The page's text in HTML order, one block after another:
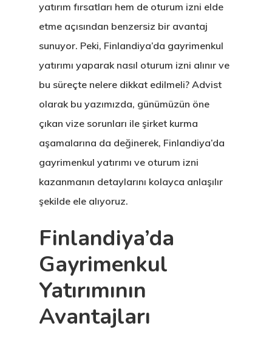
yatırım fırsatları hem de oturum izni elde
etme açısından benzersiz bir avantaj
sunuyor. Peki, Finlandiya’da gayrimenkul
yatırımı yaparak nasıl oturum izni alınır ve
bu süreçte nelere dikkat edilmeli? Advist
olarak bu yazımızda, günümüzün öne
çıkan vize sorunları ile şirket kurma
aşamalarına da değinerek, Finlandiya’da
gayrimenkul yatırımı ve oturum izni
kazanmanın detaylarını kolayca anlaşılır
şekilde ele alıyoruz.
Finlandiya’da
Gayrimenkul
Yatırımının
Avantajları